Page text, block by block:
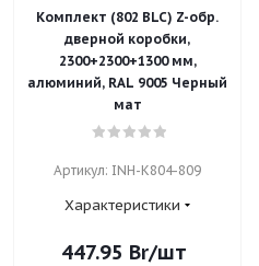
Комплект (802 BLC) Z-обр.
дверной коробки,
2300+2300+1300 мм,
алюминий, RAL 9005 Черный
мат
Артикул: INH-K804-809
Характеристики
447.95 Br/шт